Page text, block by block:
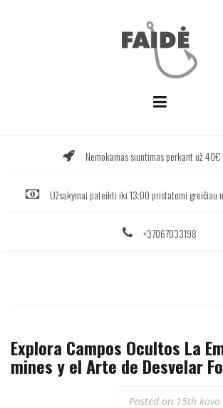
Nemokamas siuntimas perkant už
Užsakymai pateikti iki 13:00 pristatomi greičiau
+37067033198
Explora Campos Ocultos La
mines y el Arte de Desvelar
Posted on 15th